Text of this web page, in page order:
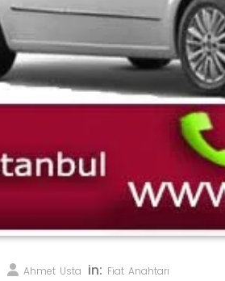
Ahmet Usta in: Fiat Anahtarı